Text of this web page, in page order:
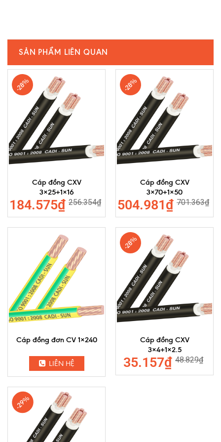
SẢN PHẨM LIÊN QUAN
-28%
Cáp đồng CXV
3×25+1×16
256.354₫
184.575₫
-28%
Cáp đồng CXV
3×70+1×50
701.363₫
504.981₫
Cáp đồng đơn CV 1×240
LIÊN HỆ
-28%
Cáp đồng CXV
3×4+1×2.5
48.829₫
35.157₫
-29%